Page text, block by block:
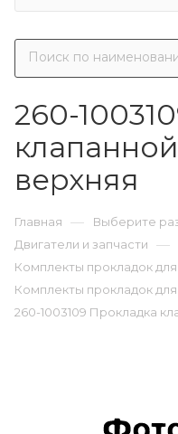
260-
верхняя
Главная — Выберите
Двигатели и запчасти —
Комплекты прокладок
Комплекты прокладок
260-1003109 Прокладка